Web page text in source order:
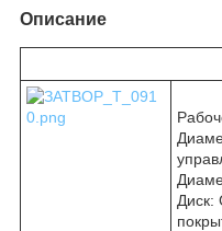
Описание
Диск: